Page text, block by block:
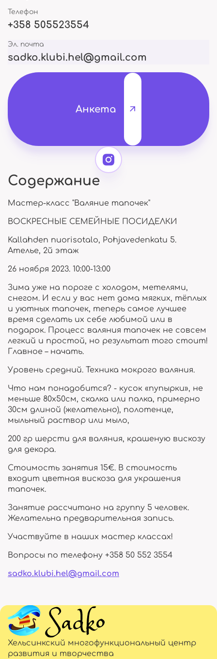
Телефон
+358 505523554
Эл. почта
sadko.klubi.hel@gmail.com
Анкета
Содержание
Мастер-класс "Валяние тапочек"
ВОСКРЕСНЫЕ СЕМЕЙНЫЕ ПОСИДЕЛКИ
Kallahden nuorisotalo, Pohjavedenkatu 5.
Ателье, 2й этаж
26 ноября 2023. 10:00-13:00
Зима уже на пороге с холодом, метелями,
снегом. И если у вас нет дома мягких, тёплых
и уютных тапочек, теперь самое лучшее
время сделать их себе любимой или в
подарок. Процесс валяния тапочек не совсем
легкий и простой, но результат того стоит!
Главное – начать.
Уровень средний. Техника мокрого валяния.
Что нам понадобится? - кусок «пупырки», не
меньше 80х50см, скалка или палка, примерно
30см длиной (желательно), полотенце,
мыльный раствор или мыло,
200 гр шерсти для валяния, крашеную вискозу
для декора.
Стоимость занятия 15€. В стоимость
входит цветная вискоза для украшения
тапочек.
Занятие рассчитано на группу 5 человек.
Желательна предварительная запись.
Участвуйте в наших мастер классах!
Вопросы по телефону +358 50 552 3554
sadko.klubi.hel@gmail.com
Хельсинкский многофункциональный центр
развития и творчества